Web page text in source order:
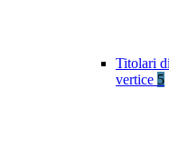
Titolari
vertice 5